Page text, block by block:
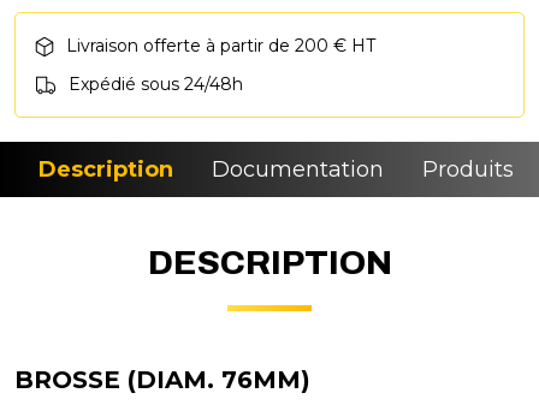
Livraison offerte à partir de 200 € HT
Expédié sous 24/48h
Description Documentation Produits
DESCRIPTION
BROSSE (DIAM. 76MM)